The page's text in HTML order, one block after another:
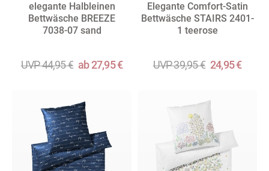
elegante Halbleinen
Bettwäsche BREEZE
7038-07 sand
UVP 44,95 € ab 27,95 €
Elegante Comfort-Satin
Bettwäsche STAIRS 2401-
1 teerose
UVP 39,95 € 24,95 €